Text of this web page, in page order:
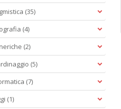
(35)
(4)
(2)
(5)
(7)
(1)